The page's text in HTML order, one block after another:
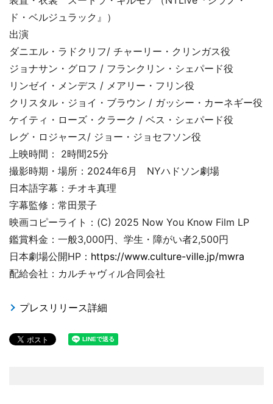
ド・ベルジュラック』）
出演
ダニエル・ラドクリフ/ チャーリー・クリンガス役
ジョナサン・グロフ / フランクリン・シェパード役
リンゼイ・メンデス / メアリー・フリン役
クリスタル・ジョイ・ブラウン / ガッシー・カーネギー役
ケイティ・ローズ・クラーク / ベス・シェパード役
レグ・ロジャース/ ジョー・ジョセフソン役
上映時間： 2時間25分
撮影時期・場所：2024年6月 NYハドソン劇場
日本語字幕：チオキ真理
字幕監修：常田景子
映画コピーライト：(C) 2025 Now You Know Film LP
鑑賞料金：一般3,000円、学生・障がい者2,500円
日本劇場公開HP： https://www.culture-ville.jp/mwra
配給会社：カルチャヴィル合同会社
プレスリリース詳細